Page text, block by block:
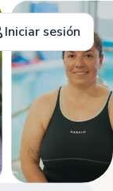
Iniciar sesión